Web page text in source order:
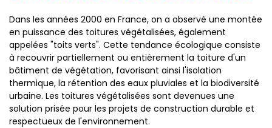
Dans les années 2000 en France, on a observé une montée
en puissance des toitures végétalisées, également
appelées "toits verts". Cette tendance écologique consiste
à recouvrir partiellement ou entièrement la toiture d'un
bâtiment de végétation, favorisant ainsi l'isolation
thermique, la rétention des eaux pluviales et la biodiversité
urbaine. Les toitures végétalisées sont devenues une
solution prisée pour les projets de construction durable et
respectueux de l'environnement.